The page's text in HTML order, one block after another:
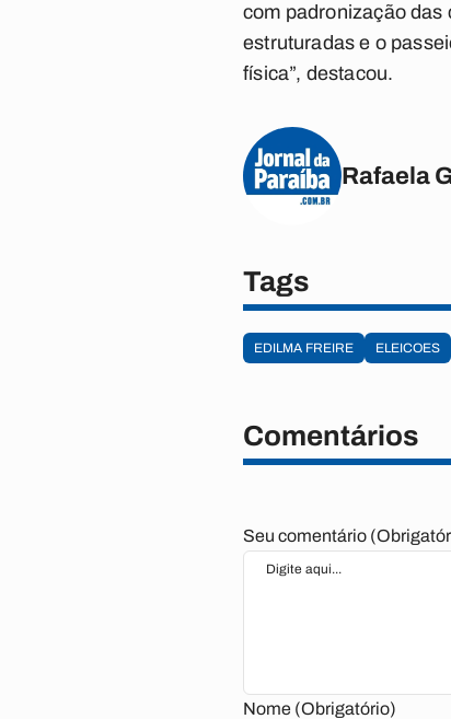
com padronização das
estruturadas e o
física”, destacou.
Rafaela
Tags
EDILMA FREIRE ELEICOES
Comentários
Seu comentário
Nome (Obrigatório)